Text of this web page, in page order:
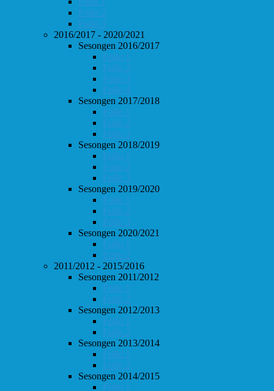
Follo 2
Follo 3
2016/2017 - 2020/2021
Sesongen 2016/2017
Follo 1
Follo 2
Follo 3
Follo 4
Sesongen 2017/2018
Follo 1
Follo 2
Follo 3
Sesongen 2018/2019
Follo 1
Follo 2
Follo 3
Sesongen 2019/2020
Follo 1
Follo 2
Follo 3
Sesongen 2020/2021
Follo 1
Follo 2
2011/2012 - 2015/2016
Sesongen 2011/2012
Follo 1
Follo 2
Sesongen 2012/2013
Follo 1
Follo 2
Sesongen 2013/2014
Follo 1
Follo 2
Sesongen 2014/2015
Follo 1